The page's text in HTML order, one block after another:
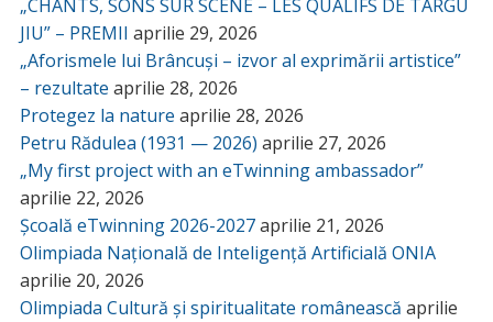
„CHANTS, SONS SUR SCÈNE – LES QUALIFS DE TÂRGU
JIU” – PREMII aprilie 29, 2026
„Aforismele lui Brâncuși – izvor al exprimării artistice”
– rezultate aprilie 28, 2026
Protegez la nature aprilie 28, 2026
Petru Rădulea (1931 — 2026) aprilie 27, 2026
„My first project with an eTwinning ambassador”
aprilie 22, 2026
Școală eTwinning 2026-2027aprilie 21, 2026
Olimpiada Națională de Inteligență Artificială ONIA
aprilie 20, 2026
Olimpiada Cultură și spiritualitate românească aprilie